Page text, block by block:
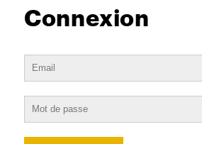
Connexion